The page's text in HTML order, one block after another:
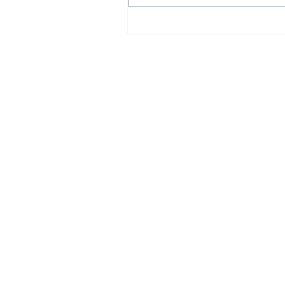
l’adaptation.